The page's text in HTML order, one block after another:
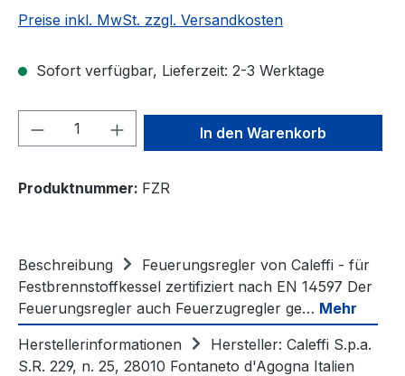
Preise inkl. MwSt. zzgl. Versandkosten
Sofort verfügbar, Lieferzeit: 2-3 Werktage
Produkt Anzahl: Gib denIn den Warenkorb
Produktnummer: FZR
Beschreibung
Feuerungsregler von Caleffi - für
Festbrennstoffkessel zertifiziert nach EN 14597 Der
Feuerungsregler auch Feuerzugregler ge… Mehr
Herstellerinformationen
Hersteller: Caleffi S.p.a.
S.R. 229, n. 25, 28010 Fontaneto d'Agogna Italien